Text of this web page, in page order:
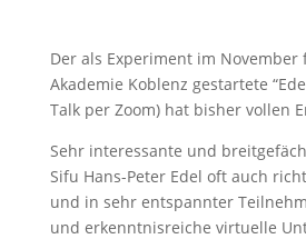
Der als Experiment im November
Akademie Koblenz gestartete
Talk per Zoom) hat bisher vollen
Sehr interessante und
Sifu Hans-Peter Edel oft auch
und in sehr entspannter
und erkenntnisreiche virtuelle